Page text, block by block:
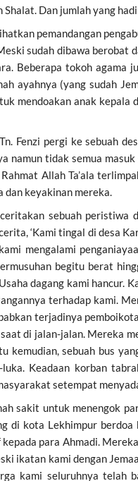
Dan jumlah yang
pemandangan
sudah dibawa berobat
Beberapa tokoh agama
ayahnya (yang sudah
mendoakan anak
Fenzi pergi ke sebuah
namun tidak semua
Allah Ta’ala
dan keyakinan mereka.
sebuah
‘Kami tingal di desa
mengalami
begitu berat
dagang kami hancur.
terhadap kami.
terjadinya
di jalan-jalan. Mereka
kemudian, sebuah bus
Keadaan korban
setempat
sakit untuk menengok
di kota Lekhimpur
para Ahmadi.
ikatan kami dengan
kami seluruhnya telah